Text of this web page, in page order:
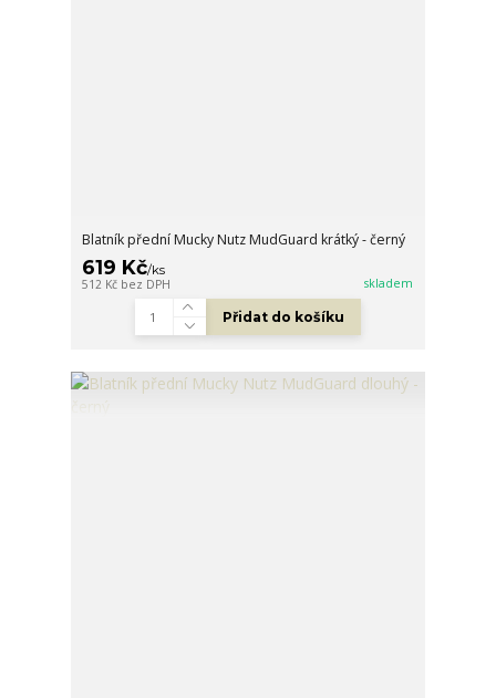
Blatník přední Mucky Nutz MudGuard krátký - černý
619 Kč/ks
512 Kč bez DPH skladem
Přidat do košíku